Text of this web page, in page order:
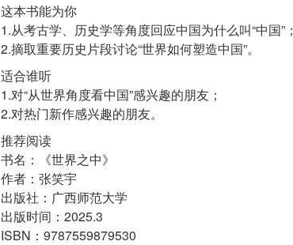
这本书能为你
1.从考古学、历史学等角度回应中国为什么叫“中国”；
适合谁听
1.对“从世界角度看中国”感兴趣的朋友；
推荐阅读
书名：《世界之中》
作者：张笑宇
出版社：广西师范大学
出版时间：2025.3
ISBN：9787559879530